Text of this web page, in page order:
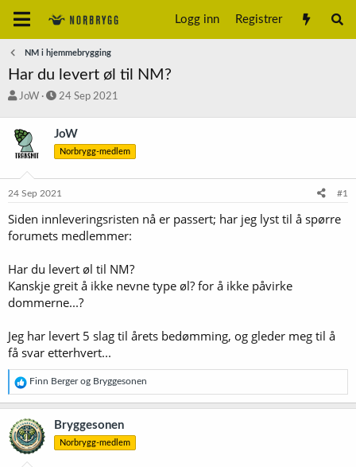
Logg inn Registrer
NM i hjemmebrygging
Har du levert øl til NM?
T
d
s
a
r
e
r
JoW
S
r
t
a
t
24 Sep 2021
JoW
Norbrygg-medlem
24 Sep 2021 #1
Siden innleveringsristen nå er passert; har jeg lyst til å spørre
forumets medlemmer:
Har du levert øl til NM?
Kanskje greit å ikke nevne type øl? for å ikke påvirke
dommerne...?
Jeg har levert 5 slag til årets bedømming, og gleder meg til å
få svar etterhvert...
R
e
a
k
s
j
o
Finn Bergerog Bryggesonen
Bryggesonen
Norbrygg-medlem